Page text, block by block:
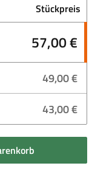
Stückpreis
57,00 €
49,00 €
43,00 €
Schaltflächen um die